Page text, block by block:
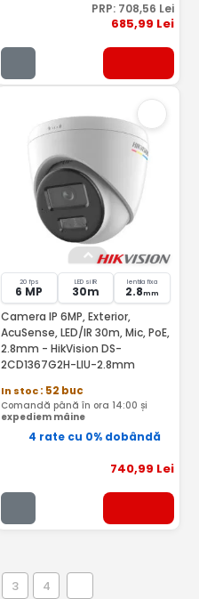
PRP: 708,56 Lei
685,99 Lei
20 fps
6 MP
LED si IR
30m
lentila fixa
2.8mm
Camera IP 6MP, Exterior,
AcuSense, LED/IR 30m, Mic, PoE,
2.8mm - HikVision DS-
2CD1367G2H-LIU-2.8mm
In stoc: 52 buc
Comandă până în ora 14:00 și
expediem mâine
4 rate cu 0% dobândă
740,99 Lei
3 4